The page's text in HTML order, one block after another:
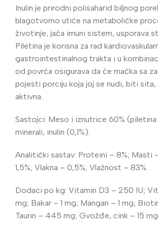
Inulin je prirodni polisaharid biljnog
blagotvorno utiče na metaboličke
životinje, jača imuni sistem, usporava
Piletina je korisna za rad
gastrointestinalnog trakta i u
od povrća osigurava da će mačka sa
pojesti porciju koja joj se nudi, biti sita,
aktivna.
Sastojci: Meso i iznutrice 60%
minerali, inulin (0,1%).
Analitički sastav: Proteini – 8%; Masti
1,5%; Vlakna – 0,5%; Vlažnost – 83%.
Dodaci po kg: Vitamin D3 – 250 IU;
mg; Bakar – 1 mg; Mangan – 1 mg;
Taurin – 445 mg; Gvožđe, cink – 15